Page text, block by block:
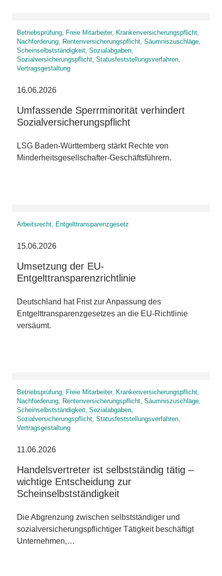
Betriebsprüfung, Freie Mitarbeiter, Krankenversicherungspflicht,
Nachforderung, Rentenversicherungspflicht, Säumniszuschläge,
Scheinselbstständigkeit, Sozialabgaben,
Sozialversicherungspflicht, Statusfeststellungsverfahren,
Vertragsgestaltung
16.06.2026
Umfassende Sperrminorität verhindert
Sozialversicherungspflicht
LSG Baden-Württemberg stärkt Rechte von
Minderheitsgesellschafter-Geschäftsführern.
Arbeitsrecht, Entgelttransparenzgesetz
15.06.2026
Umsetzung der EU-
Entgelttransparenzrichtlinie
Deutschland hat Frist zur Anpassung des
Entgelttransparenzgesetzes an die EU-Richtlinie
versäumt.
Betriebsprüfung, Freie Mitarbeiter, Krankenversicherungspflicht,
Nachforderung, Rentenversicherungspflicht, Säumniszuschläge,
Scheinselbstständigkeit, Sozialabgaben,
Sozialversicherungspflicht, Statusfeststellungsverfahren,
Vertragsgestaltung
11.06.2026
Handelsvertreter ist selbstständig tätig –
wichtige Entscheidung zur
Scheinselbstständigkeit
Die Abgrenzung zwischen selbstständiger und
sozialversicherungspflichtiger Tätigkeit beschäftigt
Unternehmen,…